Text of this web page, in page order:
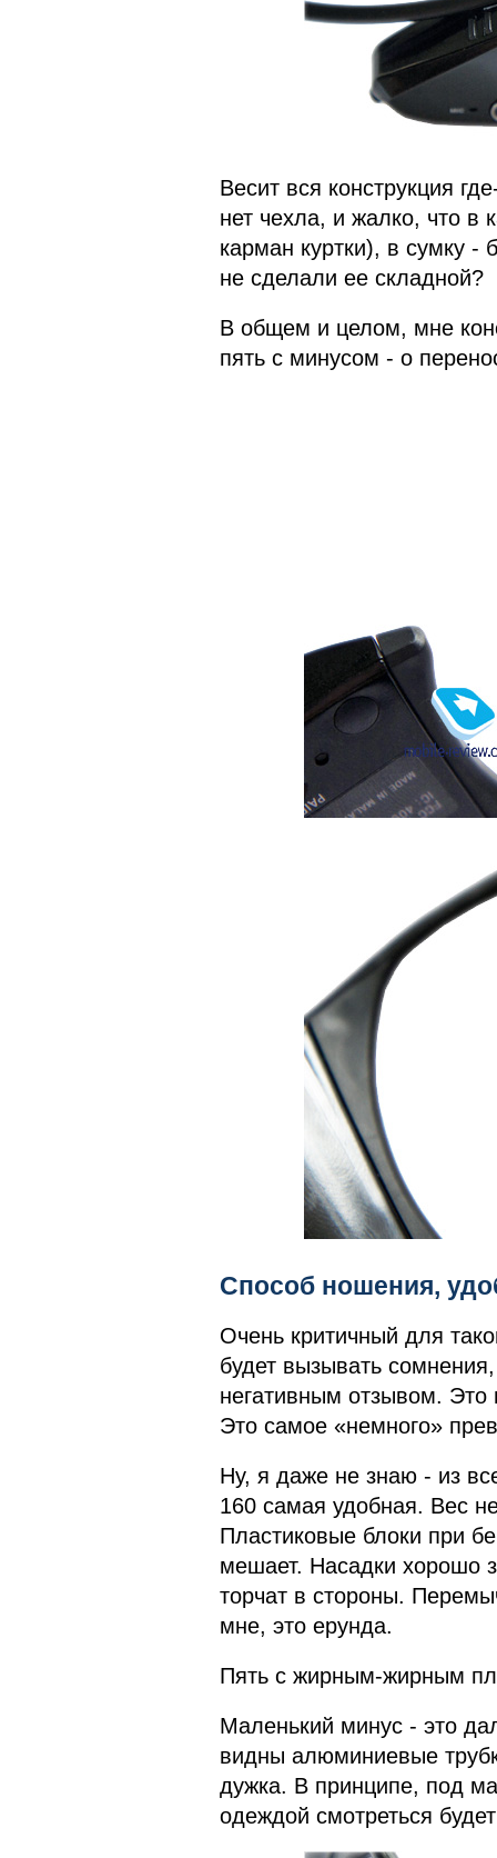
Весит вся конструкция
нет чехла, и жалко, что в
карман куртки), в сумку
не сделали ее складной?
В общем и целом, мне
пять с минусом - о
Способ ношения,
Очень критичный для
будет вызывать
негативным отзывом. Это
Это самое «немного»
Ну, я даже не знаю - из
160 самая удобная. Вес
Пластиковые блоки при
мешает. Насадки хорошо
торчат в стороны.
мне, это ерунда.
Пять с жирным-жирным
Маленький минус - это
видны алюминиевые
дужка. В принципе, под
одеждой смотреться